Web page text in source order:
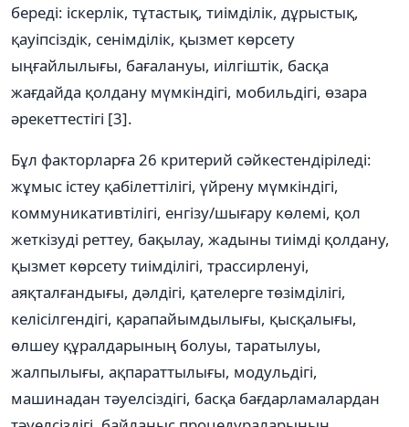
береді: iскерлiк, тұтастық, тиімділік, дұрыстық,
қауiпсiздiк, сенiмдiлiк, қызмет көрсету
ыңғайлылығы, бағалануы, иiлгiштiк, басқа
жағдайда қолдану мүмкіндігі, мобильдігі, өзара
әрекеттестігі [3].
Бұл факторларға 26 критерий сәйкестендіріледі:
жұмыс істеу қабілеттілігі, үйрену мүмкіндігі,
коммуникативтілігі, енгізу/шығару көлемі, қол
жеткізуді реттеу, бақылау, жадыны тиімді қолдану,
қызмет көрсету тиімділігі, трассирленуі,
аяқталғандығы, дәлдігі, қателерге төзімділігі,
келісілгендігі, қарапайымдылығы, қысқалығы,
өлшеу құралдарының болуы, таратылуы,
жалпылығы, ақпараттылығы, модульдігі,
машинадан тәуелсіздігі, басқа бағдарламалардан